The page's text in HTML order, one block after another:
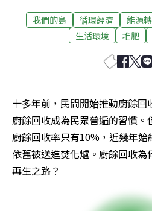
我們的島 循環經濟 能源
生活環境
堆肥
十多年前，民間開始推動廚餘回
廚餘回收成為民眾普遍的習慣
廚餘回收率只有10%，近幾年
依舊被送進焚化爐。廚餘回收
再生之路？